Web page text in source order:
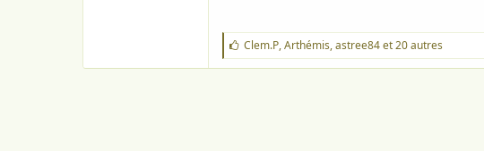
J
'
a
Clem.P,Arthémis,astree84et 20 autres